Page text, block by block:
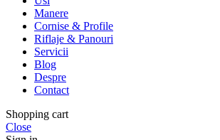
Manere
Cornise & Profile
Riflaje & Panouri
Servicii
Blog
Despre
Contact
Shopping cart
Close